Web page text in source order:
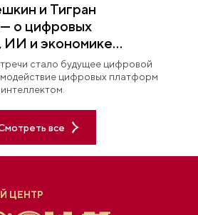
и Тигран
о цифровых
ИИ и экономике
стало будущее цифровой
цифровых платформ
все
ЦЕНТР